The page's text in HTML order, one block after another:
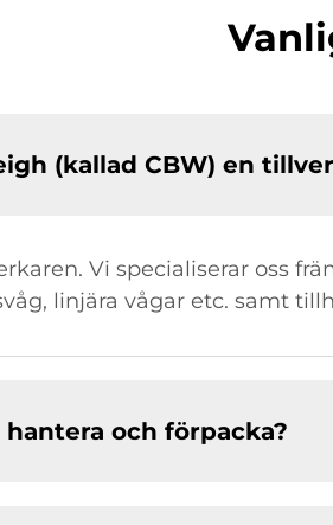
(kallad CBW) en
Vi specialiserar oss
linjära vågar etc. samt
och förpacka?